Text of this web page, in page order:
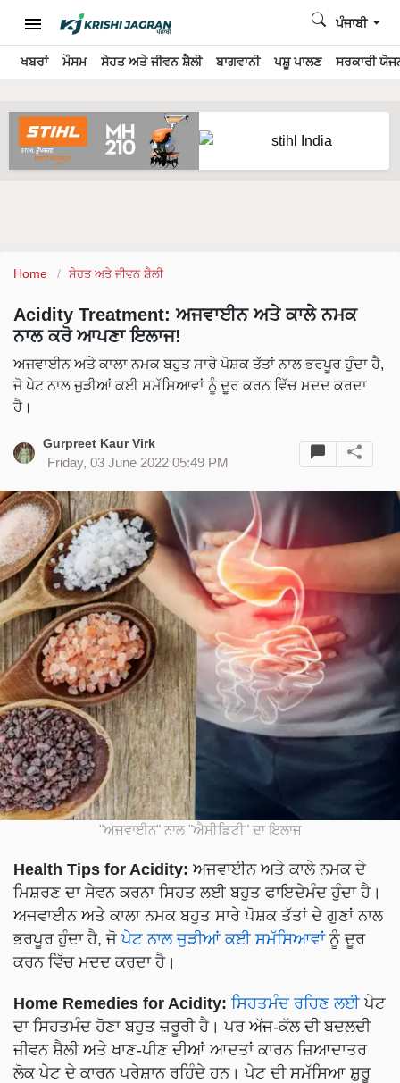
ਖਬਰਾਂ ਮੌਸਮ ਸੇਹਤ ਅਤੇ ਜੀਵਨ ਸ਼ੈਲੀ ਬਾਗਵਾਨੀ ਪਸ਼ੂ ਪਾਲਣ ਸਰਕਾਰੀ
ਪੰਜਾਬੀ
Home ਸੇਹਤ ਅਤੇ ਜੀਵਨ ਸ਼ੈਲੀ
Acidity Treatment: ਅਜਵਾਈਨ ਅਤੇ ਕਾਲੇ ਨਮਕ
ਨਾਲ ਕਰੋ ਆਪਣਾ ਇਲਾਜ!
ਅਜਵਾਈਨ ਅਤੇ ਕਾਲਾ ਨਮਕ ਬਹੁਤ ਸਾਰੇ ਪੋਸ਼ਕ ਤੱਤਾਂ ਨਾਲ ਭਰਪੂਰ ਹੁੰਦਾ ਹੈ,
ਜੋ ਪੇਟ ਨਾਲ ਜੁੜੀਆਂ ਕਈ ਸਮੱਸਿਆਵਾਂ ਨੂੰ ਦੂਰ ਕਰਨ ਵਿੱਚ ਮਦਦ ਕਰਦਾ
ਹੈ।
Gurpreet Kaur Virk
Friday, 03 June 2022 05:49 PM
"ਅਜਵਾਈਨ" ਨਾਲ "ਐਸੀਡਿਟੀ" ਦਾ ਇਲਾਜ
Health Tips for Acidity: ਅਜਵਾਈਨ ਅਤੇ ਕਾਲੇ ਨਮਕ ਦੇ
ਮਿਸ਼ਰਣ ਦਾ ਸੇਵਨ ਕਰਨਾ ਸਿਹਤ ਲਈ ਬਹੁਤ ਫਾਇਦੇਮੰਦ ਹੁੰਦਾ ਹੈ।
ਅਜਵਾਈਨ ਅਤੇ ਕਾਲਾ ਨਮਕ ਬਹੁਤ ਸਾਰੇ ਪੋਸ਼ਕ ਤੱਤਾਂ ਦੇ ਗੁਣਾਂ ਨਾਲ
ਭਰਪੂਰ ਹੁੰਦਾ ਹੈ, ਜੋਪੇਟ ਨਾਲ ਜੁੜੀਆਂ ਕਈ ਸਮੱਸਿਆਵਾਂਨੂੰ ਦੂਰ
ਕਰਨ ਵਿੱਚ ਮਦਦ ਕਰਦਾ ਹੈ।
Home Remedies for Acidity: ਸਿਹਤਮੰਦ ਰਹਿਣ ਲਈ ਪੇਟ
ਦਾ ਸਿਹਤਮੰਦ ਹੋਣਾ ਬਹੁਤ ਜ਼ਰੂਰੀ ਹੈ। ਪਰ ਅੱਜ-ਕੱਲ ਦੀ ਬਦਲਦੀ
ਜੀਵਨ ਸ਼ੈਲੀ ਅਤੇ ਖਾਣ-ਪੀਣ ਦੀਆਂ ਆਦਤਾਂ ਕਾਰਨ ਜ਼ਿਆਦਾਤਰ
ਲੋਕ ਪੇਟ ਦੇ ਕਾਰਨ ਪਰੇਸ਼ਾਨ ਰਹਿੰਦੇ ਹਨ। ਪੇਟ ਦੀ ਸਮੱਸਿਆ ਸ਼ੁਰੂ